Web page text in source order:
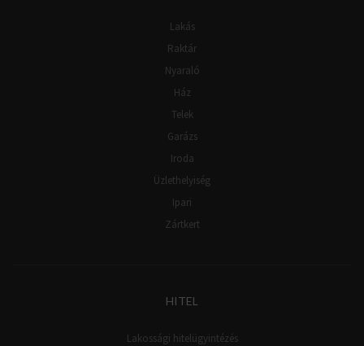
Lakás
Raktár
Nyaraló
Ház
Telek
Garázs
Iroda
Üzlethelyiség
Ipari
Zártkert
HITEL
Lakossági hitelügyintézés